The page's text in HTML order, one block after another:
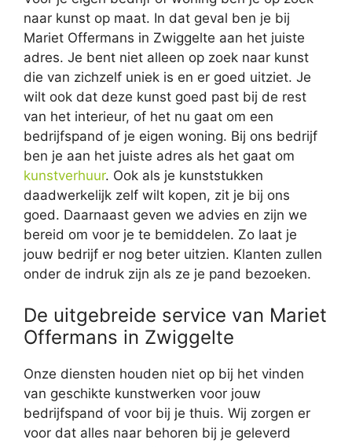
naar kunst op maat. In dat geval ben je bij
Mariet Offermans in Zwiggelte aan het juiste
adres. Je bent niet alleen op zoek naar kunst
die van zichzelf uniek is en er goed uitziet. Je
wilt ook dat deze kunst goed past bij de rest
van het interieur, of het nu gaat om een
bedrijfspand of je eigen woning. Bij ons bedrijf
ben je aan het juiste adres als het gaat om
kunstverhuur. Ook als je kunststukken
daadwerkelijk zelf wilt kopen, zit je bij ons
goed. Daarnaast geven we advies en zijn we
bereid om voor je te bemiddelen. Zo laat je
jouw bedrijf er nog beter uitzien. Klanten zullen
onder de indruk zijn als ze je pand bezoeken.
De uitgebreide service van Mariet
Offermans in Zwiggelte
Onze diensten houden niet op bij het vinden
van geschikte kunstwerken voor jouw
bedrijfspand of voor bij je thuis. Wij zorgen er
voor dat alles naar behoren bij je geleverd